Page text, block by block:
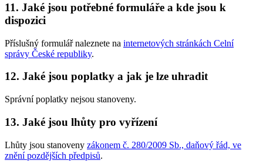
11. Jaké jsou potřebné formuláře a kde jsou k
dispozici
Příslušný formulář naleznete na internetových stránkách Celní
správy České republiky.
12. Jaké jsou poplatky a jak je lze uhradit
Správní poplatky nejsou stanoveny.
13. Jaké jsou lhůty pro vyřízení
Lhůty jsou stanoveny zákonem č. 280/2009 Sb., daňový řád, ve
znění pozdějších předpisů.